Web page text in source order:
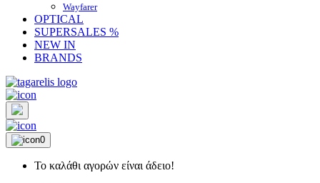
Wayfarer
OPTICAL
SUPERSALES %
NEW IN
BRANDS
0
Το καλάθι αγορών είναι άδειο!